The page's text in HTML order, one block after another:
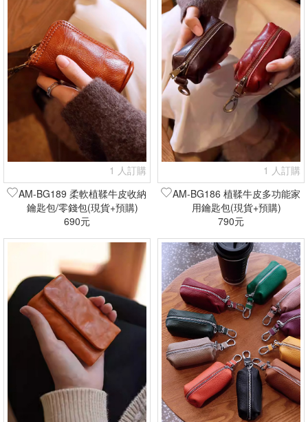
1 人訂購
AM-BG189 柔軟植鞣牛皮收納
鑰匙包/零錢包(現貨+預購)
690元
1 人訂購
AM-BG186 植鞣牛皮多功能家
用鑰匙包(現貨+預購)
790元